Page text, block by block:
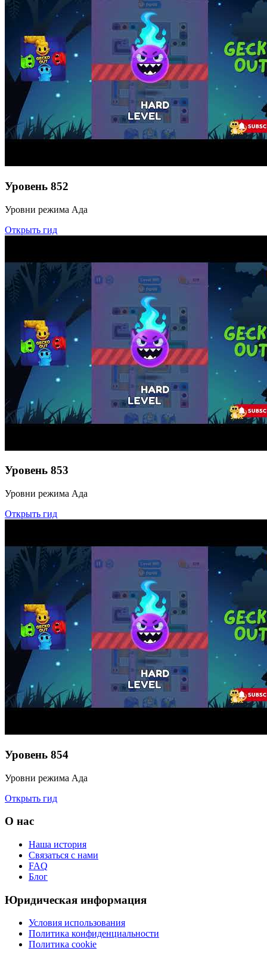
Уровень 852
Уровни режима Ада
Открыть гид
Уровень 853
Уровни режима Ада
Открыть гид
Уровень 854
Уровни режима Ада
Открыть гид
О нас
Наша история
Связаться с нами
FAQ
Блог
Юридическая информация
Условия использования
Политика конфиденциальности
Политика cookie